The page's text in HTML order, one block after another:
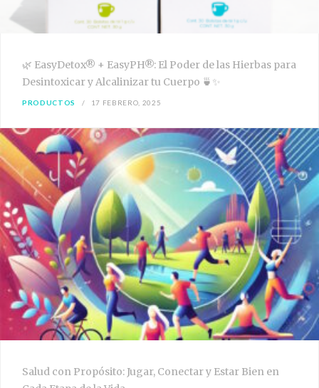
🌿 EasyDetox® + EasyPH®: El Poder de las Hierbas para
Desintoxicar y Alcalinizar tu Cuerpo 🍵✨
PRODUCTOS 17 FEBRERO, 2025
Salud con Propósito: Jugar, Conectar y Estar Bien en